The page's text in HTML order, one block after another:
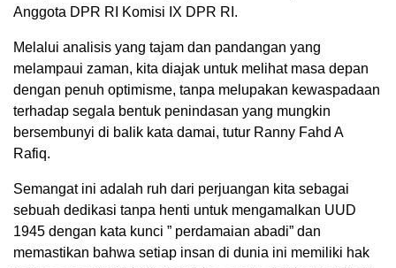
Anggota DPR RI Komisi IX DPR RI.
Melalui analisis yang tajam dan pandangan yang
melampaui zaman, kita diajak untuk melihat masa depan
dengan penuh optimisme, tanpa melupakan kewaspadaan
terhadap segala bentuk penindasan yang mungkin
bersembunyi di balik kata damai, tutur Ranny Fahd A
Rafiq.
Semangat ini adalah ruh dari perjuangan kita sebagai
sebuah dedikasi tanpa henti untuk mengamalkan UUD
1945 dengan kata kunci ” perdamaian abadi” dan
memastikan bahwa setiap insan di dunia ini memiliki hak